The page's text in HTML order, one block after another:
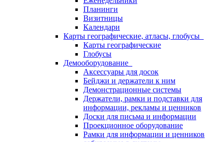
Планинги
Визитницы
Календари
Карты географические, атласы, глобусы
Карты географические
Глобусы
Демооборудование
Аксессуары для досок
Бейджи и держатели к ним
Демонстрационные системы
Держатели, рамки и подставки для
информации, рекламы и ценников
Доски для письма и информации
Проекционное оборудование
Рамки для информации и ценников